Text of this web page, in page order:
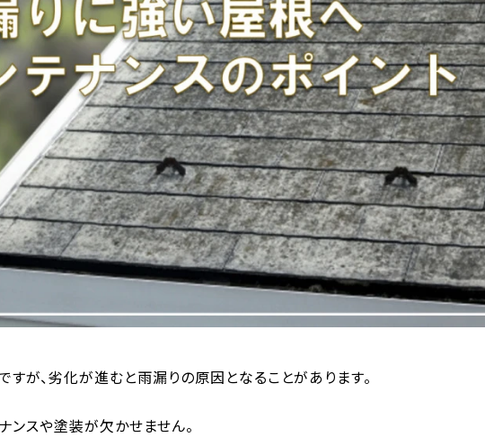
が、劣化が進むと雨漏りの原因となることがあります。
ンスや塗装が欠かせません。